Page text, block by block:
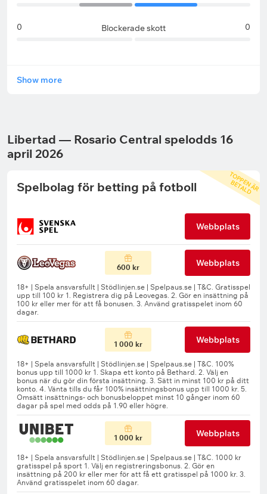
0 Blockerade skott 0
Show more
Libertad — Rosario Central spelodds 16
april 2026
T
O
P
P
E
N
Ä
R
B
E
T
A
L
D
Spelbolag för betting på fotboll
Webbplats
600 kr Webbplats
1 000 kr Webbplats
1 000 kr Webbplats